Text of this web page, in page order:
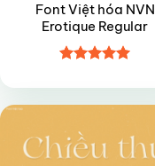
Font Việt hóa NVN
Erotique Regular
hạng55
sao